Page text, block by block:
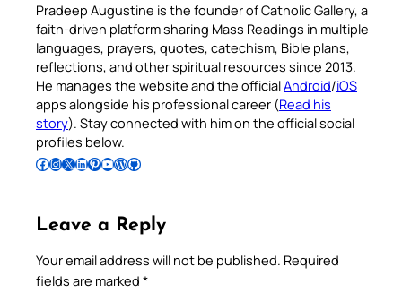
Pradeep Augustine is the founder of Catholic Gallery, a
faith-driven platform sharing Mass Readings in multiple
languages, prayers, quotes, catechism, Bible plans,
reflections, and other spiritual resources since 2013.
He manages the website and the officialAndroid/iOS
apps alongside his professional career (Read his
story). Stay connected with him on the official social
profiles below.
Follow Pradeep on Facebook Follow Pradeep on InstagramFollow Pradeep on X Follow Pradeep on LinkedIn Follow Pradeep on Pinterest Subscribe to Pradeep’s Youtube Channel Follow Pradeep on WordPress Follow Pradeep on GitHub
Leave a Reply
Your email address will not be published. Required
fields are marked *